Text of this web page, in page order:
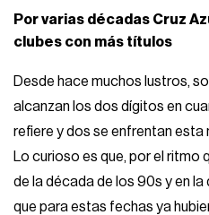
Por varias décadas Cruz
clubes con más títulos
Desde hace muchos lustros,
alcanzan los dos dígitos en
refiere y dos se enfrentan esta
Lo curioso es que, por el ritmo
de la década de los 90s y en
que para estas fechas ya